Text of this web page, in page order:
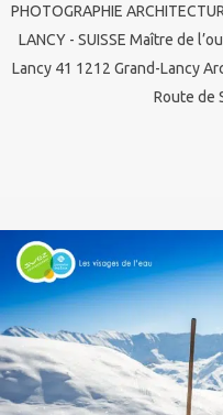
PHOTOGRAPHIE
LANCY - SUISSE Maître de
Lancy 41 1212 Grand-Lancy
Route de